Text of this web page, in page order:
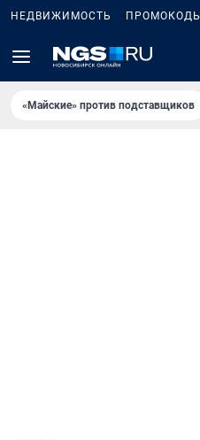
НЕДВИЖИМОСТЬ ПРОМОКОДЫ
«Майские» против подставщиков